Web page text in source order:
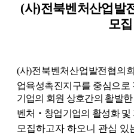
(사)전북벤처산업발
모
(사)전북벤처산업발전협의
업육성촉진지구를 중심으로
기업의 회원 상호간의 활발
벤처 ‧ 창업기업의 활성화 및
모집하고자 하오니 관심 있